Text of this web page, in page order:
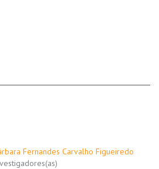
Fernandes Carvalho Figueiredo